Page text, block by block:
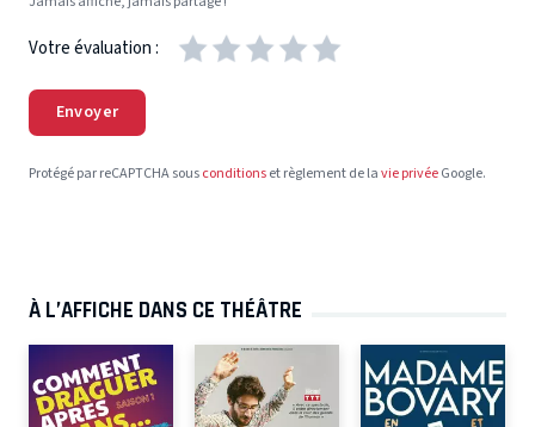
Votre évaluation :
Envoyer
Protégé par reCAPTCHA sousconditionset règlement de lavie privéeGoogle.
À L’AFFICHE DANS CE THÉÂTRE